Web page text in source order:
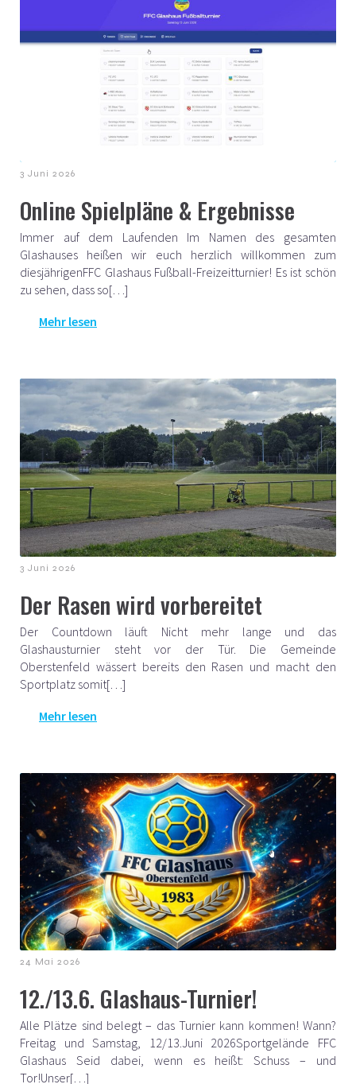
3 Juni 2026
Online Spielpläne & Ergebnisse
Immer auf dem Laufenden Im Namen des gesamten
Glashauses heißen wir euch herzlich willkommen zum
diesjährigenFFC Glashaus Fußball-Freizeitturnier! Es ist schön
zu sehen, dass so[…]
Mehr lesen
3 Juni 2026
Der Rasen wird vorbereitet
Der Countdown läuft Nicht mehr lange und das
Glashausturnier steht vor der Tür. Die Gemeinde
Oberstenfeld wässert bereits den Rasen und macht den
Sportplatz somit[…]
Mehr lesen
24 Mai 2026
12./13.6. Glashaus-Turnier!
Alle Plätze sind belegt – das Turnier kann kommen! Wann?
Freitag und Samstag, 12/13.Juni 2026Sportgelände FFC
Glashaus Seid dabei, wenn es heißt: Schuss – und
Tor!Unser[…]